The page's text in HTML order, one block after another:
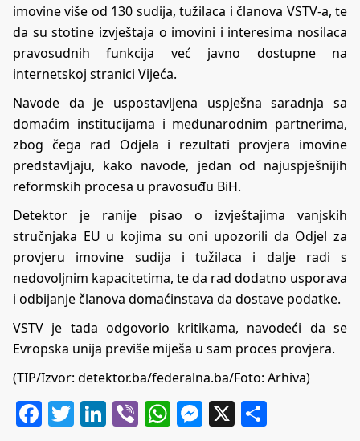
imovine više od 130 sudija, tužilaca i članova VSTV-a, te
da su stotine izvještaja o imovini i interesima nosilaca
pravosudnih funkcija već javno dostupne na
internetskoj stranici Vijeća.
Navode da je uspostavljena uspješna saradnja sa
domaćim institucijama i međunarodnim partnerima,
zbog čega rad Odjela i rezultati provjera imovine
predstavljaju, kako navode, jedan od najuspješnijih
reformskih procesa u pravosuđu BiH.
Detektor je ranije pisao o izvještajima vanjskih
stručnjaka EU u kojima su oni upozorili da Odjel za
provjeru imovine sudija i tužilaca i dalje radi s
nedovoljnim kapacitetima, te da rad dodatno usporava
i odbijanje članova domaćinstava da dostave podatke.
VSTV je tada odgovorio kritikama, navodeći da se
Evropska unija previše miješa u sam proces provjera.
(TIP/Izvor: detektor.ba/federalna.ba/Foto: Arhiva)
Facebook
Twitter
LinkedIn
ViberWhatsApp
Messenger
X